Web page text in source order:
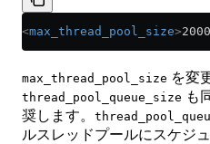
<max_thread_pool_size>
max_thread_pool_size を変
thread_pool_queue_size も
奨します。
ルスレッドプールにスケジ